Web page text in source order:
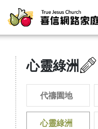
心靈綠洲
代禱園地
心靈綠洲